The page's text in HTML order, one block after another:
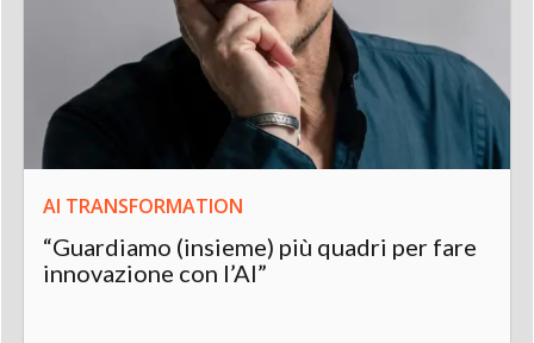
AI TRANSFORMATION
“Guardiamo (insieme) più quadri per fare
innovazione con l’AI”